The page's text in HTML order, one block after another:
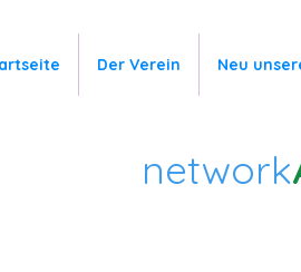
Der Verein Neu
network